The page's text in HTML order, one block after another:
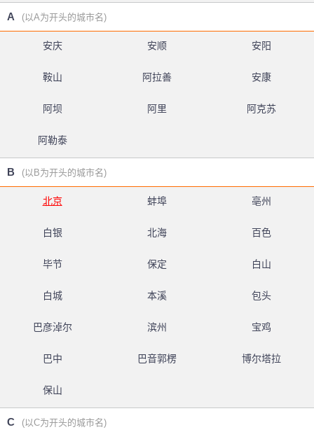
A (以A为开头的城市名)
安庆 安顺 安阳
鞍山 阿拉善 安康
阿坝 阿里 阿克苏
阿勒泰
B (以B为开头的城市名)
北京 蚌埠 亳州
白银 北海 百色
毕节 保定 白山
白城 本溪 包头
巴彦淖尔 滨州 宝鸡
巴中 巴音郭楞 博尔塔拉
保山
C (以C为开头的城市名)